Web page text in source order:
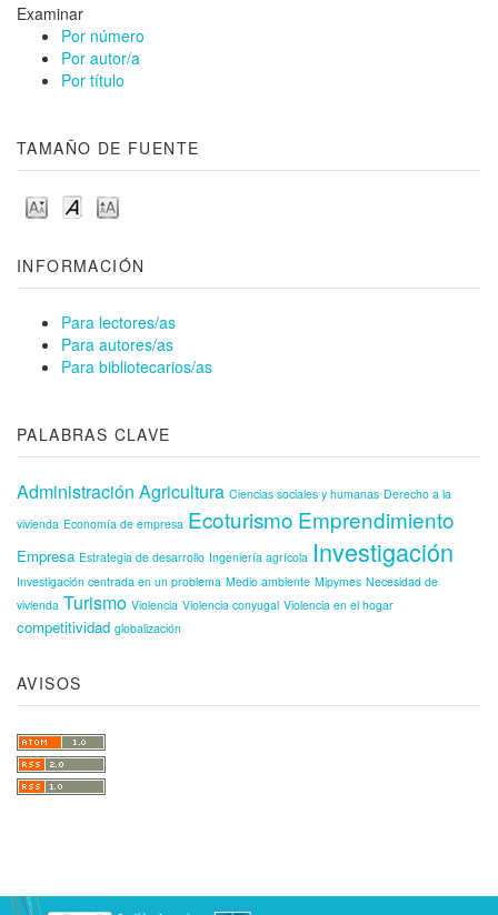
Examinar
Por número
Por autor/a
Por título
TAMAÑO DE FUENTE
INFORMACIÓN
Para lectores/as
Para autores/as
Para bibliotecarios/as
PALABRAS CLAVE
Administración Agricultura Ciencias sociales y humanas Derecho a la
vivienda Economía de empresa Ecoturismo Emprendimiento
Empresa Estrategia de desarrollo Ingeniería agrícola Investigación
Investigación centrada en un problema Medio ambiente Mipymes Necesidad de
vivienda Turismo Violencia Violencia conyugal Violencia en el hogar
competitividad globalización
AVISOS